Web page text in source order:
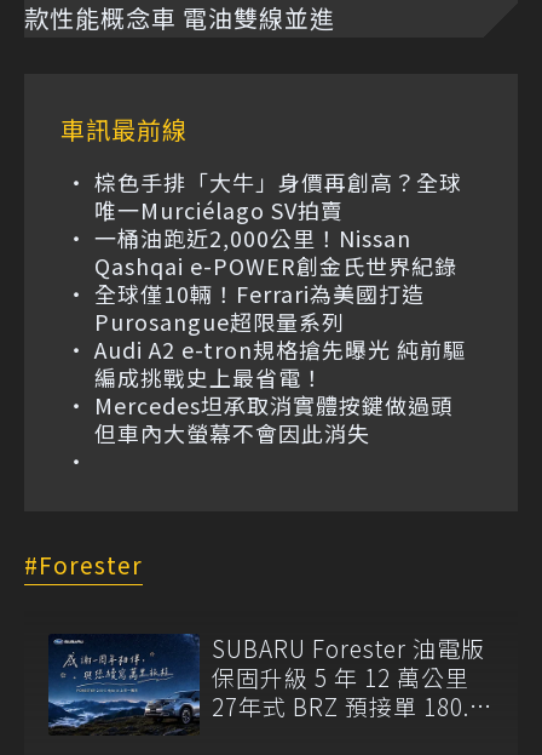
款性能概念車 電油雙線並進
車訊最前線
棕色手排「大牛」身價再創高？全球
唯一Murciélago SV拍賣
一桶油跑近2,000公里！Nissan
Qashqai e-POWER創金氏世界紀錄
全球僅10輛！Ferrari為美國打造
Purosangue超限量系列
Audi A2 e-tron規格搶先曝光 純前驅
編成挑戰史上最省電！
Mercedes坦承取消實體按鍵做過頭
但車內大螢幕不會因此消失
Forester
SUBARU Forester 油電版
保固升級 5 年 12 萬公里
27年式 BRZ 預接單 180.8